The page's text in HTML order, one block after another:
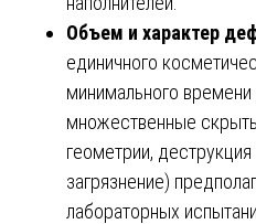
Объем и характер
единичного
минимального
множественные
геометрии,
загрязнение)
лабораторных